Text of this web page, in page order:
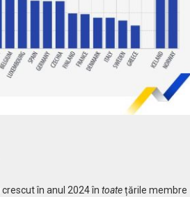
în anul 2024 în toatețările membre